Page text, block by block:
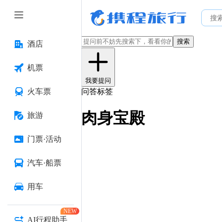
酒店
机票
火车票
旅游
门票·活动
汽车·船票
用车
AI行程助手
NEW
搜索
我要提问
问答标签
肉身宝殿